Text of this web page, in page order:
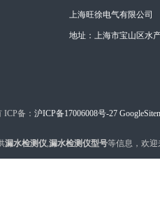
上海旺徐电气有限公司
地址：上海市宝山区水
备： 沪ICP备17006008号-27
漏水检测仪,漏水检测仪型号等信息，欢迎